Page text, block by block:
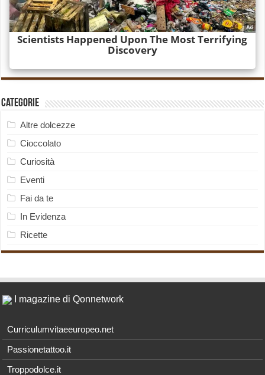
Categorie
Altre dolcezze
Cioccolato
Curiosità
Eventi
Fai da te
In Evidenza
Ricette
I magazine di Qonnetwork
Curriculumvitaeeuropeo.net
Passionetattoo.it
Troppodolce.it